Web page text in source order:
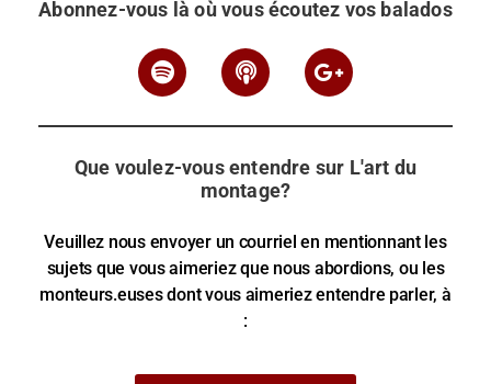
Abonnez-vous là où vous écoutez vos balados
Que voulez-vous entendre sur L'art du
montage?
Veuillez nous envoyer un courriel en mentionnant les
sujets que vous aimeriez que nous abordions, ou les
monteurs.euses dont vous aimeriez entendre parler, à
: